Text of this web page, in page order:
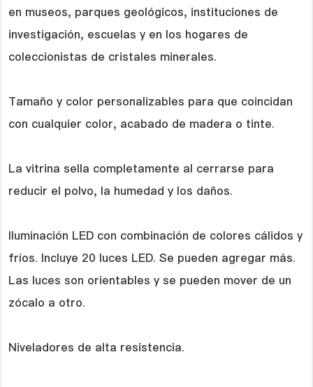
en museos, parques geológicos, instituciones de
investigación, escuelas y en los hogares de
coleccionistas de cristales minerales.
Tamaño y color personalizables para que coincidan
con cualquier color, acabado de madera o tinte.
La vitrina sella completamente al cerrarse para
reducir el polvo, la humedad y los daños.
Iluminación LED con combinación de colores cálidos y
fríos. Incluye 20 luces LED. Se pueden agregar más.
Las luces son orientables y se pueden mover de un
zócalo a otro.
Niveladores de alta resistencia.